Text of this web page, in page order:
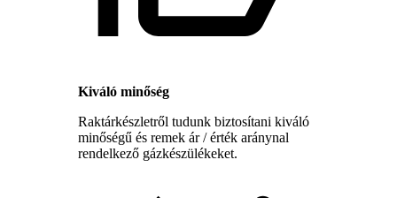
Kiváló minőség
Raktárkészletről tudunk biztosítani kiváló
minőségű és remek ár / érték aránynal
rendelkező gázkészülékeket.